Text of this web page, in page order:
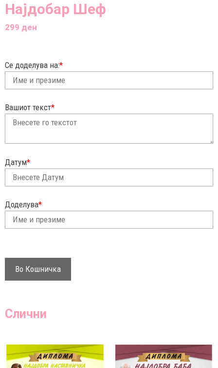
Најдобар Шеф
299 ден
Се доделува на:*
Вашиот текст*
Датум*
Доделува*
Во Кошничка
Слични